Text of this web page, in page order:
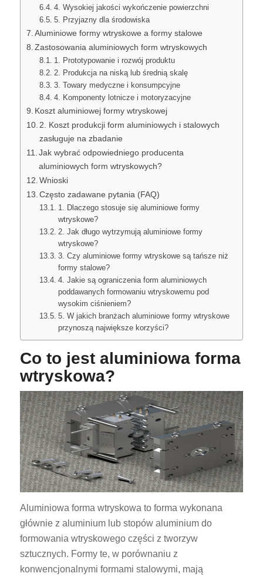
4. Wysokiej jakości wykończenie powierzchni
5. Przyjazny dla środowiska
Aluminiowe formy wtryskowe a formy stalowe
Zastosowania aluminiowych form wtryskowych
1. Prototypowanie i rozwój produktu
2. Produkcja na niską lub średnią skalę
3. Towary medyczne i konsumpcyjne
4. Komponenty lotnicze i motoryzacyjne
Koszt aluminiowej formy wtryskowej
2. Koszt produkcji form aluminiowych i stalowych
zasługuje na zbadanie
Jak wybrać odpowiedniego producenta
aluminiowych form wtryskowych?
Wnioski
Często zadawane pytania (FAQ)
1. Dlaczego stosuje się aluminiowe formy
wtryskowe?
2. Jak długo wytrzymują aluminiowe formy
wtryskowe?
3. Czy aluminiowe formy wtryskowe są tańsze niż
formy stalowe?
4. Jakie są ograniczenia form aluminiowych
poddawanych formowaniu wtryskowemu pod
wysokim ciśnieniem?
5. W jakich branżach aluminiowe formy wtryskowe
przynoszą największe korzyści?
Co to jest aluminiowa forma
wtryskowa?
Aluminiowa forma wtryskowa to forma wykonana
głównie z aluminium lub stopów aluminium do
formowania wtryskowego części z tworzyw
sztucznych. Formy te, w porównaniu z
konwencjonalnymi formami stalowymi, mają